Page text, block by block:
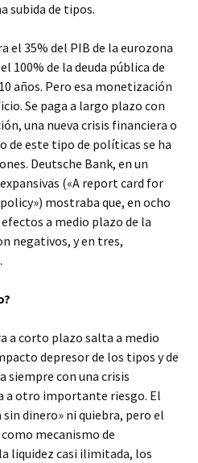
subida de tipos.
el 35% del PIB de la eurozona
100% de la deuda pública de
años. Pero esa monetización
Se paga a largo plazo con
una nueva crisis financiera o
de este tipo de políticas se ha
Deutsche Bank, en un
(«A report card for
mostraba que, en ocho
a medio plazo de la
negativos, y en tres,
a corto plazo salta a medio
depresor de los tipos y de
siempre con una crisis
a otro importante riesgo. El
dinero» ni quiebra, pero el
mecanismo de
liquidez casi ilimitada, los